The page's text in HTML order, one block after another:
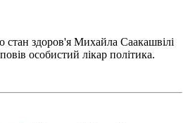
стан здоров'я Михайла Саакашвілі
особистий лікар політика.